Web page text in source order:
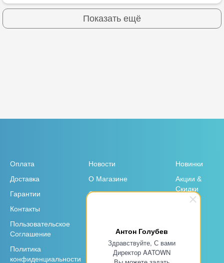
Антон Голубев
Здравствуйте, С вами
Директор AATOWN
Показать ещё
Оплата
Доставка
Гарантии
Контакты
Пользовательское
Соглашение
Политика
конфиденциальности
Новости
О Магазине
Отзывы
Новинки
Акции &
Скидки